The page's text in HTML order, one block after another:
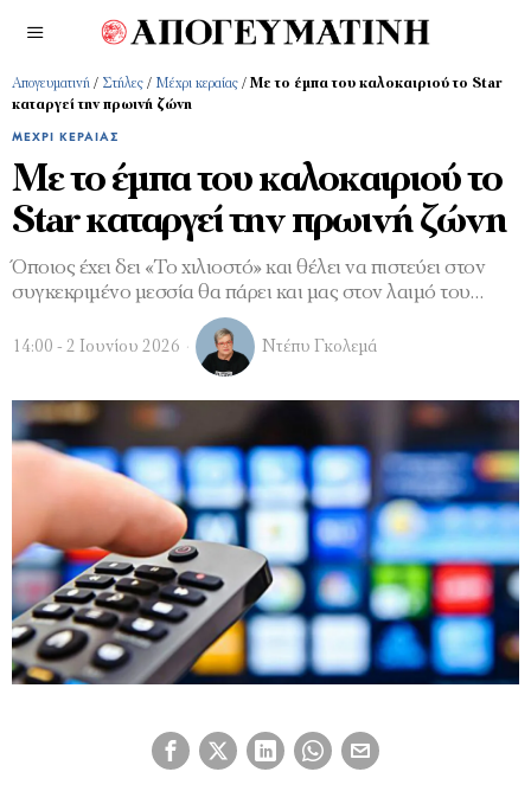
Απογευματινή / Στήλες / Μέχρι κεραίας / Με το έμπα του καλοκαιριού το Star
καταργεί την πρωινή ζώνη
ΜΈΧΡΙ ΚΕΡΑΊΑΣ
Με το έμπα του καλοκαιριού το
Star καταργεί την πρωινή ζώνη
Όποιος έχει δει «Το χιλιοστό» και θέλει να πιστεύει στον
συγκεκριμένο μεσσία θα πάρει και μας στον λαιμό του…
14:00 - 2 Ιουνίου 2026 Ντέπυ Γκολεμά